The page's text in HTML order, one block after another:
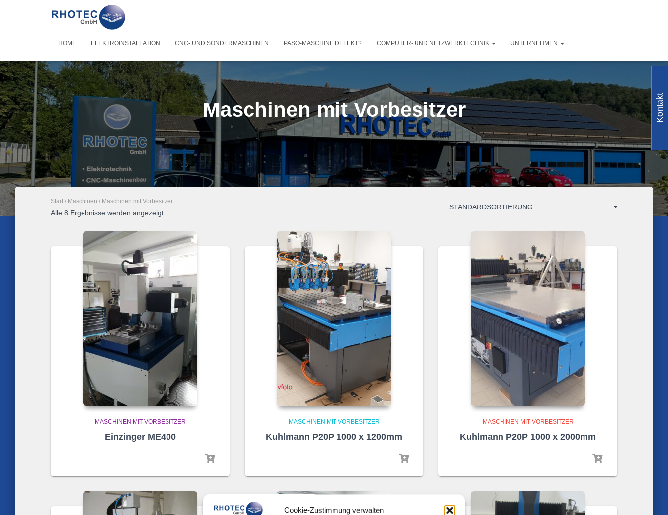
Cookie-Zustimmung verwalten
HOME ELEKTROINSTALLATION CNC- UND SONDERMASCHINEN PASO-MASCHINE DEFEKT? COMPUTER- UND NETZWERKTECHNIK UNTERNEHMEN
Maschinen mit Vorbesitzer
Start / Maschinen / Maschinen mit Vorbesitzer
Alle 8 Ergebnisse werden angezeigt
MASCHINEN MIT VORBESITZER
Einzinger ME400
MASCHINEN MIT VORBESITZER
Kuhlmann P20P 1000 x 1200mm
MASCHINEN MIT VORBESITZER
Kuhlmann P20P 1000 x 2000mm
Kontakt